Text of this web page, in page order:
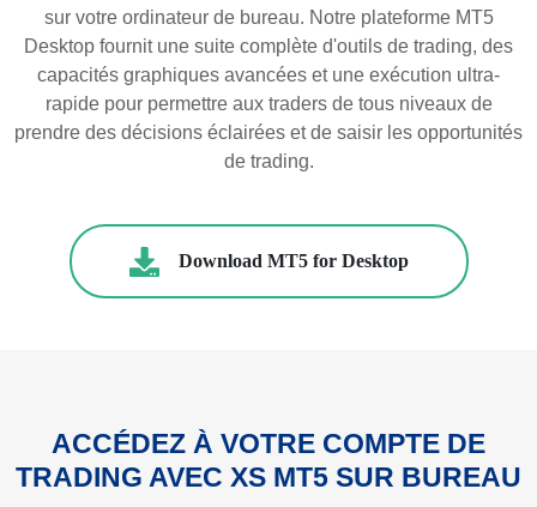
sur votre ordinateur de bureau. Notre plateforme MT5
Desktop fournit une suite complète d'outils de trading, des
capacités graphiques avancées et une exécution ultra-
rapide pour permettre aux traders de tous niveaux de
prendre des décisions éclairées et de saisir les opportunités
de trading.
Download MT5 for Desktop
ACCÉDEZ À VOTRE COMPTE DE
TRADING AVEC XS MT5 SUR BUREAU